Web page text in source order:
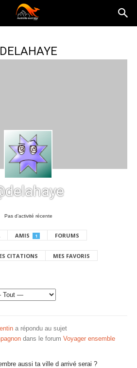
DELAHAYE
Pas d’activité récente
AMIS 1 FORUMS
CITATIONS MES FAVORIS
a répondu au sujet
dans le forum Voyager ensemble
aussi ta ville d arrivé serai ?